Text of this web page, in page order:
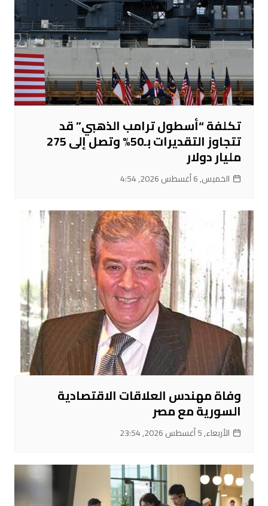
تكلفة “أسطول ترامب الذهبي” قد
تتجاوز التقديرات بـ50% وتصل إلى 275
مليار دولار
الخميس, 6 أغسطس 2026, 4:54
وفاة مهندس العلاقات الاقتصادية
السورية مع مصر
الأربعاء, 5 أغسطس 2026, 23:54